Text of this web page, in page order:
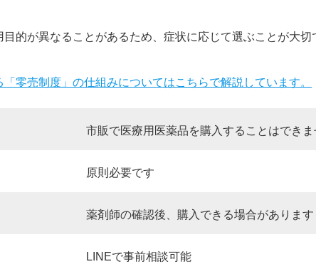
的が異なることがあるため、症状に応じて選ぶことが大切
零売制度」の仕組みについてはこちらで解説しています。
市販で医療用医薬品を購入することはできま
原則必要です
薬剤師の確認後、購入できる場合があります
LINEで事前相談可能